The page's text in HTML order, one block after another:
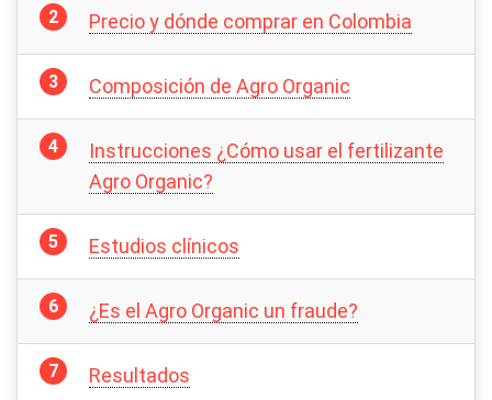
Precio y dónde comprar en Colombia
Composición de Agro Organic
Instrucciones ¿Cómo usar el fertilizante
Agro Organic?
Estudios clínicos
¿Es el Agro Organic un fraude?
Resultados